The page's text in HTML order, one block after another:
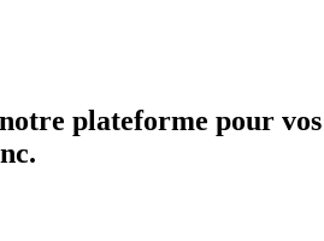
plateforme pour vos